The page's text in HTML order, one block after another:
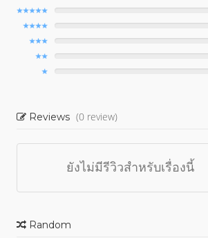
Reviews (0 review)
ยังไม่มีรีวิวสำหรับเรื่องนี้
Random